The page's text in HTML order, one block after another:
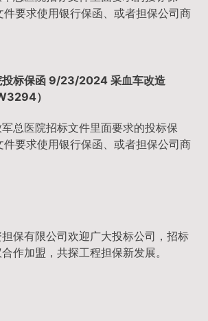
件要求使用银行保函、或者担保公司商
投标保函 9/23/2024 采血车改造
）
总医院招标文件里面要求的投标保
件要求使用银行保函、或者担保公司商
保有限公司欢迎广大投标公司，招标
作加盟，共探工程担保新发展。